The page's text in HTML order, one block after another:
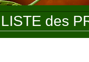
LISTE des